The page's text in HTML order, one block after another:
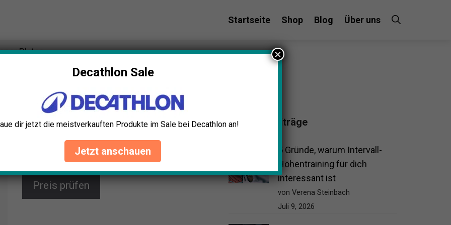
Startseite Shop Blog Über uns
Plates
SF SUPRFIT Mini PU Bumper Plates
Perfektioniere deine Technik mit den Suprfit Mini PU
Bumper Plates. Erhöhe dein Trainingsgewicht
schrittweise und sicher. Die Hantelscheiben
präzise Verarbeitung. Perfekt für Anfänger und
Fortgeschrittene, einzeln oder im Paar erhältlich.
Preis prüfen
Beliebte Beiträge
5 Gründe, warum Intervall-
Höhentraining für dich
interessant ist
von Verena Steinbach
Juli 9, 2026
Decathlon Sale
dir jetzt die meistverkauften Produkte im Sale bei Decathlon an!
Jetzt anschauen
×